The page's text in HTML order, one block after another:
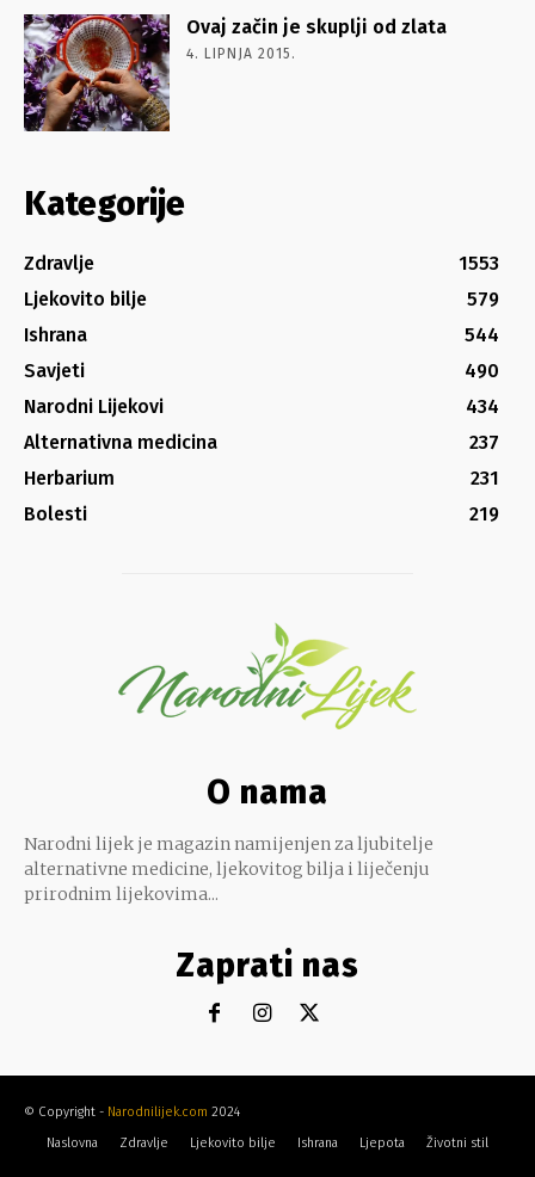
Ovaj začin je skuplji od zlata
4. LIPNJA 2015.
Kategorije
Zdravlje
1553
Ljekovito bilje
579
Ishrana
544
Savjeti
490
Narodni Lijekovi
434
Alternativna medicina
237
Herbarium
231
Bolesti
219
O nama
Narodni lijek je magazin namijenjen za ljubitelje
alternativne medicine, ljekovitog bilja i liječenju
prirodnim lijekovima...
Zaprati nas
© Copyright - Narodnilijek.com 2024
Naslovna
Zdravlje Ljekovito bilje Ishrana Ljepota Životni stil